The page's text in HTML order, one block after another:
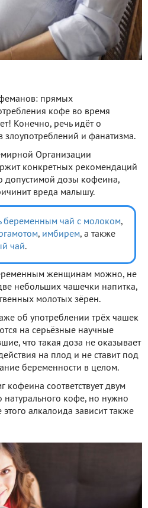
прямых
кофе во время
Конечно, речь идёт о
и фанатизма.
Организации
конкретных рекомендаций
допустимой дозы кофеина,
вреда малышу.
беременным чай с молоком,
, имбирем, а также
чай.
женщинам можно, не
небольших чашечки напитка,
молотых зёрен.
об употреблении трёх чашек
на серьёзные научные
что такая доза не оказывает
на плод и не ставит под
беременности в целом.
кофеина соответствует двум
кофе, но нужно
алкалоида зависит также